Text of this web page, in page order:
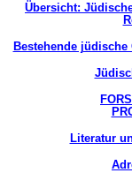
Übersicht:
Bestehende
Literatur